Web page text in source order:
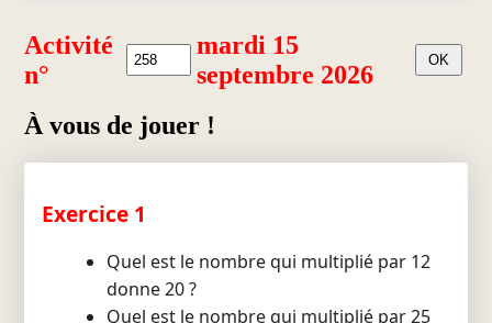
Activité
n°
mardi 15
septembre 2026
À vous de jouer !
Exercice 1
Quel est le nombre qui multiplié par 12
donne 20 ?
Quel est le nombre qui multiplié par 25